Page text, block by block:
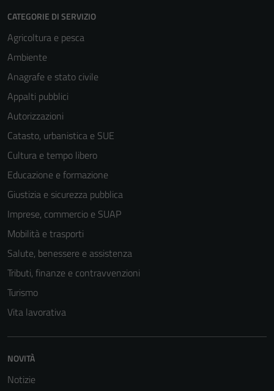
CATEGORIE DI SERVIZIO
Agricoltura e pesca
Ambiente
Anagrafe e stato civile
Appalti pubblici
Autorizzazioni
Catasto, urbanistica e SUE
Cultura e tempo libero
Educazione e formazione
Giustizia e sicurezza pubblica
Imprese, commercio e SUAP
Mobilità e trasporti
Salute, benessere e assistenza
Tributi, finanze e contravvenzioni
Turismo
Vita lavorativa
NOVITÀ
Notizie